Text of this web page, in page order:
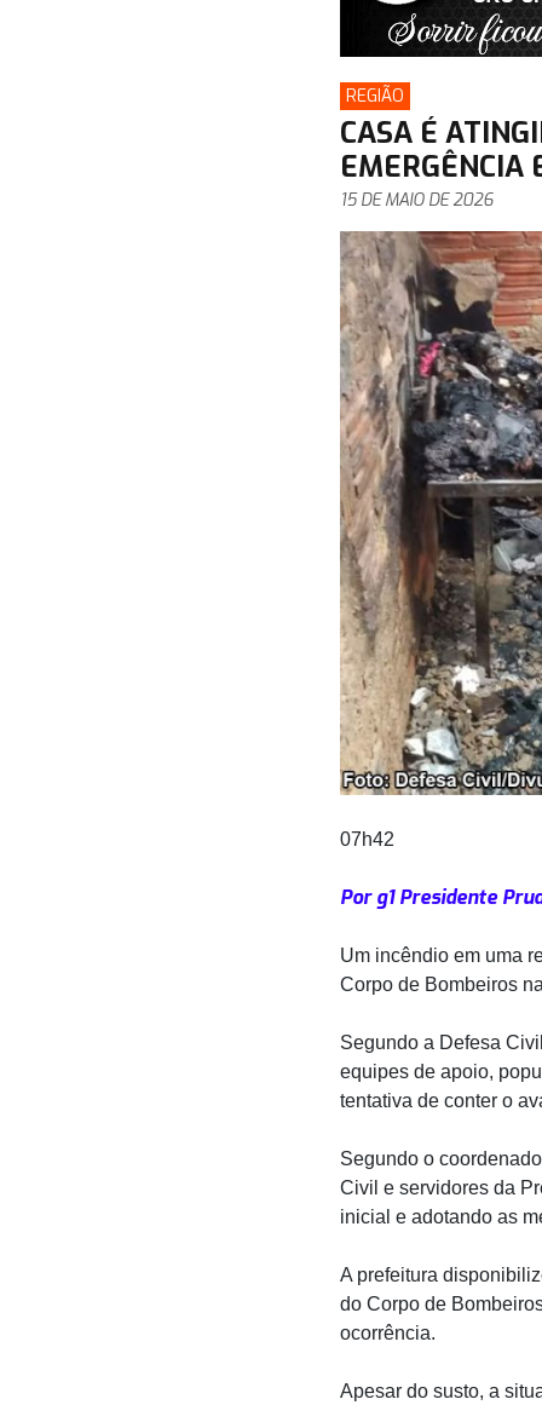
REGIÃO
CASA É
EMERGÊNCIA
15 DE MAIO DE 2026
07h42
Por g1 Presidente
Um incêndio em uma
Corpo de Bombeiros
Segundo a Defesa
equipes de apoio,
tentativa de conter o
Segundo o
Civil e servidores da
inicial e adotando as
A prefeitura
do Corpo de
ocorrência.
Apesar do susto, a